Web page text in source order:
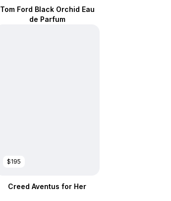
Tom Ford Black Orchid Eau
de Parfum
$195
Creed Aventus for Her